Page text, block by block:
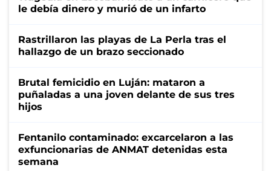
le debía dinero y murió de un infarto
Rastrillaron las playas de La Perla tras el
hallazgo de un brazo seccionado
Brutal femicidio en Luján: mataron a
puñaladas a una joven delante de sus tres
hijos
Fentanilo contaminado: excarcelaron a las
exfuncionarias de ANMAT detenidas esta
semana